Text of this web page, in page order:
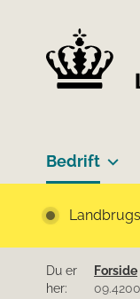
Bedrift
Du er
her:
Forside